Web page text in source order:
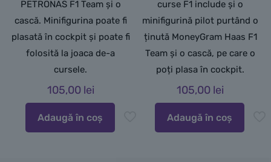
PETRONAS F1 Team și o
cască. Minifigurina poate fi
plasată în cockpit și poate fi
folosită la joaca de-a
cursele.
105,00 lei
Adaugă în coș
curse F1 include și o
minifigurină pilot purtând o
ținută MoneyGram Haas F1
Team și o cască, pe care o
poți plasa în cockpit.
105,00 lei
Adaugă în coș